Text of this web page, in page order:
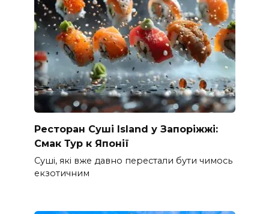
Ресторан Суші Island у Запоріжжі:
Смак Тур к Японії
Суші, які вже давно перестали бути чимось
екзотичним